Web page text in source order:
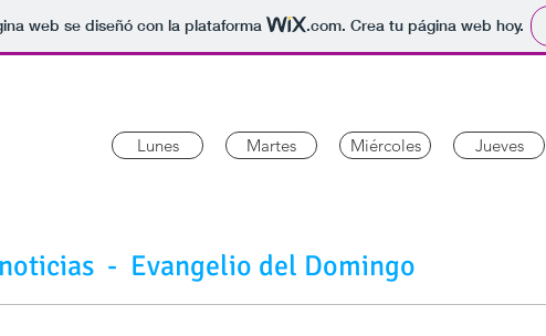
web se diseñó con la plataforma .com. Crea tu página web hoy.
Lunes Martes Miércoles Jueves
- Evangelio del Domingo